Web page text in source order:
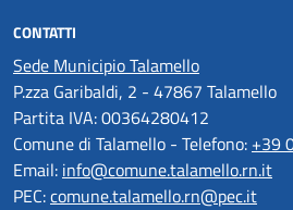
CONTATTI
Sede Municipio Talamello
P.zza Garibaldi, 2 - 47867 Talamello
Partita IVA: 00364280412
Comune di Talamello - Telefono: +39
Email: info@comune.talamello.rn.it
PEC:comune.talamello.rn@pec.it